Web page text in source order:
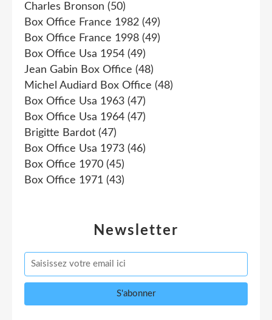
Newsletter
Charles Bronson (50)
Box Office France 1982 (49)
Box Office France 1998 (49)
Box Office Usa 1954 (49)
Jean Gabin Box Office (48)
Michel Audiard Box Office (48)
Box Office Usa 1963 (47)
Box Office Usa 1964 (47)
Brigitte Bardot (47)
Box Office Usa 1973 (46)
Box Office 1970 (45)
Box Office 1971 (43)